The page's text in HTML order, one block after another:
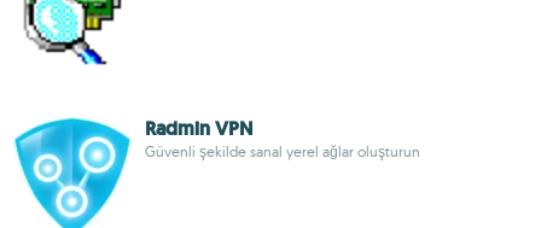
Radmin VPN
Güvenli şekilde sanal yerel ağlar oluşturun